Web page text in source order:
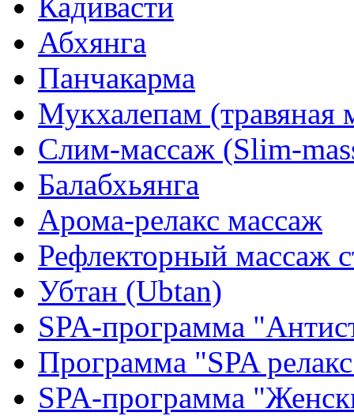
Кадивасти
Абхянга
Панчакарма
Мукхалепам (травяная
Слим-массаж (Slim-
Балабхьянга
Арома-релакс массаж
Рефлекторный массаж
Убтан (Ubtan)
SPA-программа
Программа "SPA
SPA-программа